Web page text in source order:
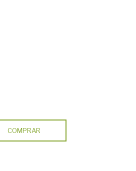
COMPRAR